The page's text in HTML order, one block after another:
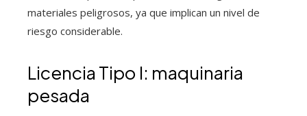
materiales peligrosos, ya que implican un nivel de
riesgo considerable.
Licencia Tipo I: maquinaria
pesada